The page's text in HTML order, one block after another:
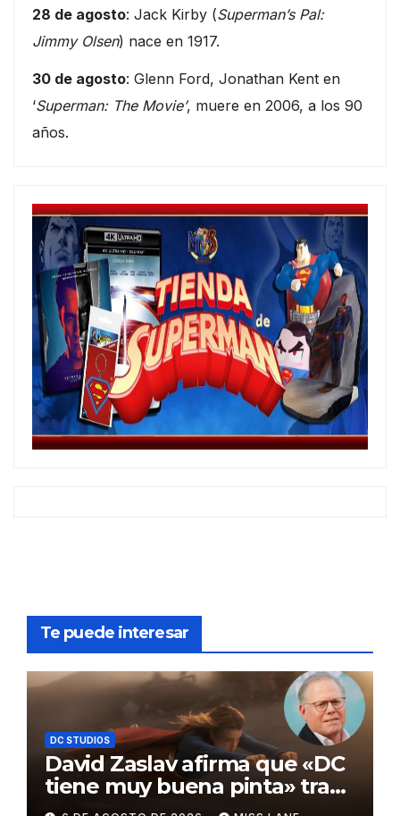
28 de agosto: Jack Kirby (Superman’s Pal:
Jimmy Olsen) nace en 1917.
30 de agosto: Glenn Ford, Jonathan Kent en
‘Superman: The Movie’, muere en 2006, a los 90
años.
Te puede interesar
DC STUDIOS
David Zaslav afirma que «DC
tiene muy buena pinta» tras
el fracaso de «Supergirl»